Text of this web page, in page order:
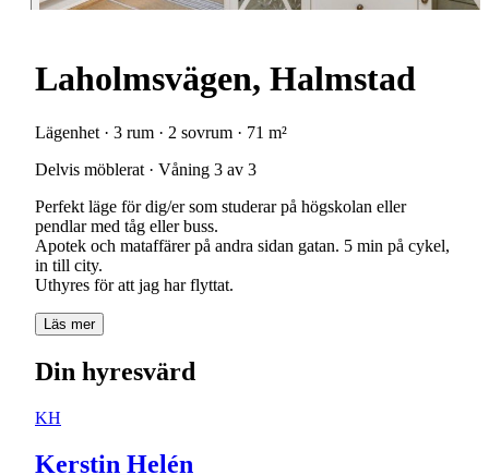
Laholmsvägen, Halmstad
Lägenhet · 3 rum · 2 sovrum · 71 m²
Delvis möblerat · Våning 3 av 3
Perfekt läge för dig/er som studerar på högskolan eller
pendlar med tåg eller buss.
Apotek och mataffärer på andra sidan gatan. 5 min på cykel,
in till city.
Uthyres för att jag har flyttat.
Läs mer
Din hyresvärd
KH
Kerstin Helén